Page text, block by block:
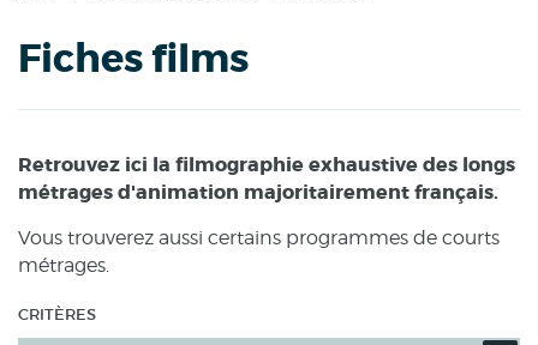
Fiches films
Retrouvez ici la filmographie exhaustive des longs
métrages d'animation majoritairement français.
Vous trouverez aussi certains programmes de courts
métrages.
CRITÈRES